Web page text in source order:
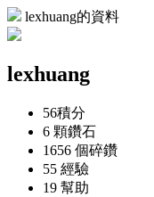
lexhuang的資料
lexhuang
56積分
6 顆鑽石
1656 個碎鑽
55 經驗
19 幫助